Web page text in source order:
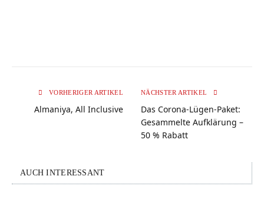
VORHERIGER ARTIKEL
Almaniya, All Inclusive
NÄCHSTER ARTIKEL
Das Corona-Lügen-Paket:
Gesammelte Aufklärung –
50 % Rabatt
AUCH INTERESSANT